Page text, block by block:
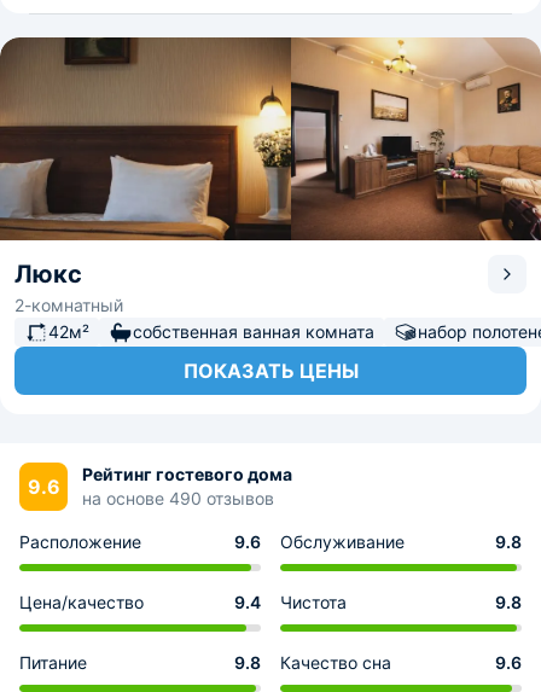
Люкс
2-комнатный
42м²
собственная ванная комната набор
ПОКАЗАТЬ ЦЕНЫ
9.6
Рейтинг гостевого дома
на основе 490 отзывов
Расположение 9.6 Обслуживание 9.8
Цена/качество 9.4 Чистота 9.8
Питание 9.8 Качество сна 9.6